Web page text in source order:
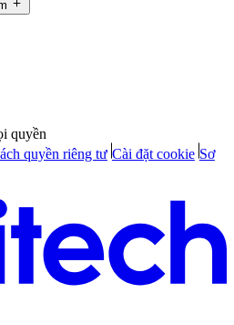
quyền
quyền riêng tư Cài đặt cookie Sơ